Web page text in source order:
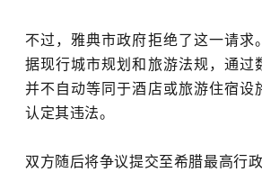
不过，雅典市政府拒绝了这一请求
据现行城市规划和旅游法规，通过
并不自动等同于酒店或旅游住宿设
认定其违法。
双方随后将争议提交至希腊最高行政